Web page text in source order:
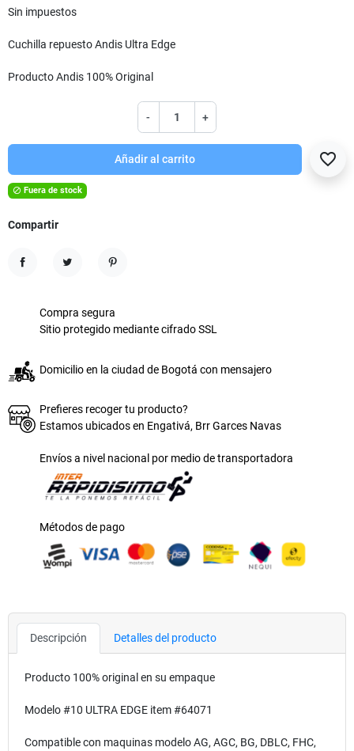
Sin impuestos
Cuchilla repuesto Andis Ultra Edge
Producto Andis 100% Original
- +
Añadir al carrito favorite_border
 Fuera de stock
Compartir
Compra segura
Sitio protegido mediante cifrado SSL
Domicilio en la ciudad de Bogotá con mensajero
Prefieres recoger tu producto?
Estamos ubicados en Engativá, Brr Garces Navas
Envíos a nivel nacional por medio de transportadora
Métodos de pago
Descripción Detalles del producto
Producto 100% original en su empaque
Modelo #10 ULTRA EDGE item #64071
Compatible con maquinas modelo AG, AGC, BG, DBLC, FHC,